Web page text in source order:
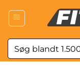
Søg
efter: